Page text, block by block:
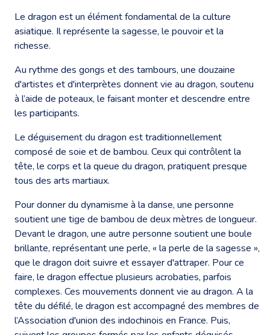
Le dragon est un élément fondamental de la culture
asiatique. Il représente la sagesse, le pouvoir et la
richesse.
Au rythme des gongs et des tambours, une douzaine
d'artistes et d'interprètes donnent vie au dragon, soutenu
à l’aide de poteaux, le faisant monter et descendre entre
les participants.
Le déguisement du dragon est traditionnellement
composé de soie et de bambou. Ceux qui contrôlent la
tête, le corps et la queue du dragon, pratiquent presque
tous des arts martiaux.
Pour donner du dynamisme à la danse, une personne
soutient une tige de bambou de deux mètres de longueur.
Devant le dragon, une autre personne soutient une boule
brillante, représentant une perle, « la perle de la sagesse »,
que le dragon doit suivre et essayer d'attraper. Pour ce
faire, le dragon effectue plusieurs acrobaties, parfois
complexes. Ces mouvements donnent vie au dragon. A la
tête du défilé, le dragon est accompagné des membres de
l’Association d'union des indochinois en France. Puis,